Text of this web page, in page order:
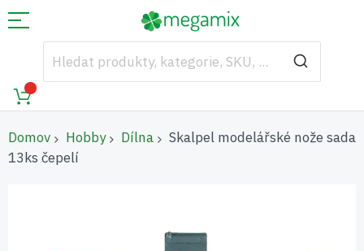
Domov Hobby Dílna
Skalpel modelářské nože sada
13ks čepelí